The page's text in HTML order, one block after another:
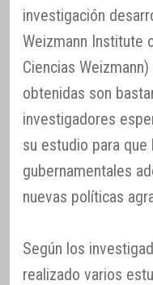
investigación
Weizmann Institute
Ciencias
obtenidas son
investigadores
su estudio para
gubernamentales
nuevas políticas
Según los
realizado varios